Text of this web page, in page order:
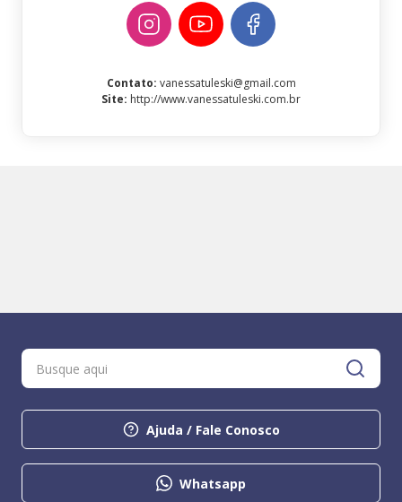
Contato: vanessatuleski@gmail.com
Site: http://www.vanessatuleski.com.br
Ajuda / Fale Conosco
Whatsapp